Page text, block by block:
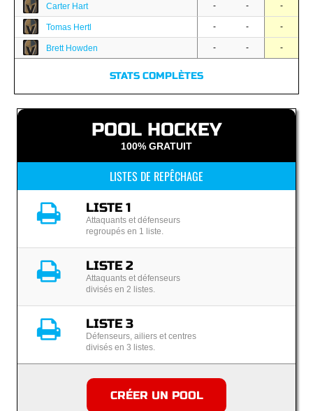
Carter Hart - - -
Tomas Hertl - - -
Brett Howden - - -
STATS COMPLÈTES
POOL HOCKEY
100% GRATUIT
LISTES DE REPÊCHAGE
LISTE 1
Attaquants et défenseurs
regroupés en 1 liste.
LISTE 2
Attaquants et défenseurs
divisés en 2 listes.
LISTE 3
Défenseurs, ailiers et centres
divisés en 3 listes.
CRÉER UN POOL